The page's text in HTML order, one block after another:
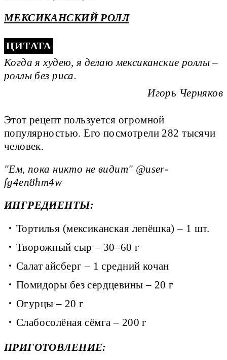
МЕКСИКАНСКИЙ РОЛЛ
Когда я худею, я делаю мексиканские роллы –
роллы без риса.
Игорь Черняков
Этот рецепт пользуется огромной
популярностью. Его посмотрели 282 тысячи
человек.
"Ем, пока никто не видит" @user-
fg4en8hm4w
ИНГРЕДИЕНТЫ:
Тортилья (мексиканская лепёшка) – 1 шт.
Творожный сыр – 30–60 г
Салат айсберг – 1 средний кочан
Помидоры без сердцевины – 20 г
Огурцы – 20 г
Слабосолёная сёмга – 200 г
ПРИГОТОВЛЕНИЕ: